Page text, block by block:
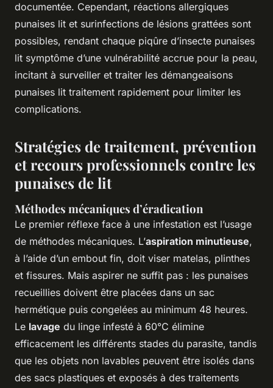
documentée. Cependant, réactions allergiques
punaises lit et surinfections de lésions grattées sont
possibles, rendant chaque piqûre d’insecte punaises
lit symptôme d’une vulnérabilité accrue pour la peau,
incitant à surveiller et traiter les démangeaisons
punaises lit traitement rapidement pour limiter les
complications.
Stratégies de traitement, prévention
et recours professionnels contre les
punaises de lit
Méthodes mécaniques d’éradication
Le premier réflexe face à une infestation est l’usage
de méthodes mécaniques. L’aspiration minutieuse,
à l’aide d’un embout fin, doit viser matelas, plinthes
et fissures. Mais aspirer ne suffit pas : les punaises
recueillies doivent être placées dans un sac
hermétique puis congelées au minimum 48 heures.
Le lavage du linge infesté à 60°C élimine
efficacement les différents stades du parasite, tandis
que les objets non lavables peuvent être isolés dans
des sacs plastiques et exposés à des traitements